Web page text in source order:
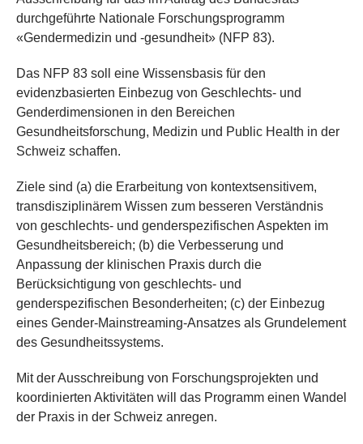
durchgeführte Nationale Forschungsprogramm
«Gendermedizin und -gesundheit» (NFP 83).
Das NFP 83 soll eine Wissensbasis für den
evidenzbasierten Einbezug von Geschlechts- und
Genderdimensionen in den Bereichen
Gesundheitsforschung, Medizin und Public Health in der
Schweiz schaffen.
Ziele sind (a) die Erarbeitung von kontextsensitivem,
transdisziplinärem Wissen zum besseren Verständnis
von geschlechts- und genderspezifischen Aspekten im
Gesundheitsbereich; (b) die Verbesserung und
Anpassung der klinischen Praxis durch die
Berücksichtigung von geschlechts- und
genderspezifischen Besonderheiten; (c) der Einbezug
eines Gender-Mainstreaming-Ansatzes als Grundelement
des Gesundheitssystems.
Mit der Ausschreibung von Forschungsprojekten und
koordinierten Aktivitäten will das Programm einen Wandel
der Praxis in der Schweiz anregen.